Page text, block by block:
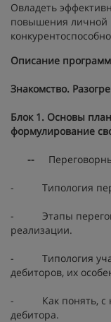
Овладеть
повышения личной
Описание
Знакомство.
Блок 1. Основы
формулирование
--
- Типология
- Этапы
реализации.
- Типология
дебиторов, их
- Как понять, с
дебитора.